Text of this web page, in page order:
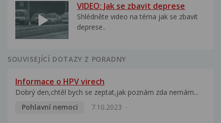
VIDEO: Jak se zbavit deprese
Shlédněte video na téma jak se zbavit
deprese..
SOUVISEJÍCÍ DOTAZY Z PORADNY
Informace o HPV virech
Dobrý den,chtěl bych se zeptat,jak poznám zda nemám...
Pohlavní nemoci
7.10.2023